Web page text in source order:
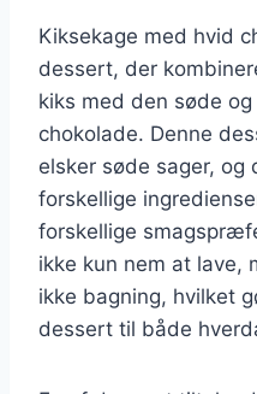
Kiksekage med hvid
dessert, der
kiks med den søde
chokolade. Denne
elsker søde sager, og
forskellige
forskellige
ikke kun nem at lave,
ikke bagning, hvilket
dessert til både